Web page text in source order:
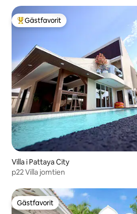
Populär gästfavorit
Gästfavorit
Villa i Pattaya City
p22 Villa jomtien
Gästfavorit
Gästfavorit